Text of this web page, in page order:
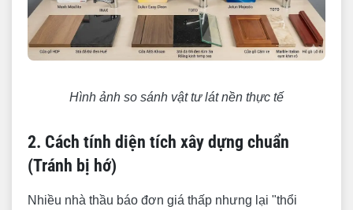
Hình ảnh so sánh vật tư lát nền thực tế
2. Cách tính diện tích xây dựng chuẩn
(Tránh bị hớ)
Nhiều nhà thầu báo đơn giá thấp nhưng lại "thổi